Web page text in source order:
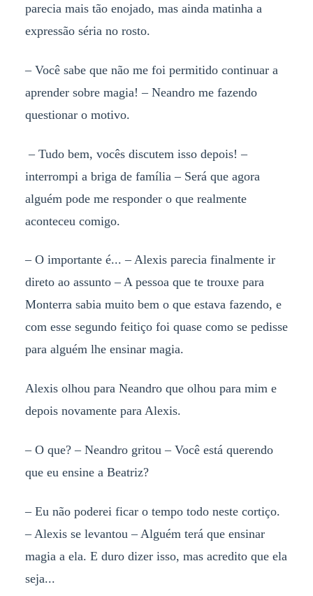
parecia mais tão enojado, mas ainda matinha a
expressão séria no rosto.
– Você sabe que não me foi permitido continuar a
aprender sobre magia! – Neandro me fazendo
questionar o motivo.
– Tudo bem, vocês discutem isso depois! –
interrompi a briga de família – Será que agora
alguém pode me responder o que realmente
aconteceu comigo.
– O importante é... – Alexis parecia finalmente ir
direto ao assunto – A pessoa que te trouxe para
Monterra sabia muito bem o que estava fazendo, e
com esse segundo feitiço foi quase como se pedisse
para alguém lhe ensinar magia.
Alexis olhou para Neandro que olhou para mim e
depois novamente para Alexis.
– O que? – Neandro gritou – Você está querendo
que eu ensine a Beatriz?
– Eu não poderei ficar o tempo todo neste cortiço.
– Alexis se levantou – Alguém terá que ensinar
magia a ela. E duro dizer isso, mas acredito que ela
seja...